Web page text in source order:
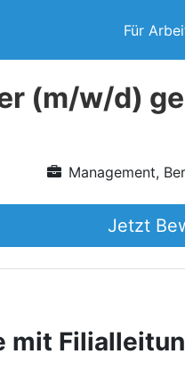
Für
(m/w/d)
Management,
Jetzt
mit